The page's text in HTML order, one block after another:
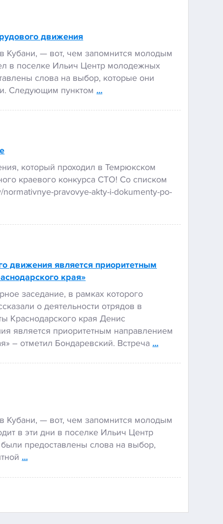
движения
Кубани, — вот, чем запомнится молодым
в поселке Ильич Центр молодежных
слова на выбор, которые они
Следующим пунктом …
который проходил в Темрюкском
краевого конкурса СТО! Со списком
pravovye-akty-i-dokumenty-po-
движения является приоритетным
края»
заседание, в рамках которого
о деятельности отрядов в
Краснодарского края Денис
является приоритетным направлением
– отметил Бондаревский. Встреча …
Кубани, — вот, чем запомнится молодым
в эти дни в поселке Ильич Центр
предоставлены слова на выбор,
…